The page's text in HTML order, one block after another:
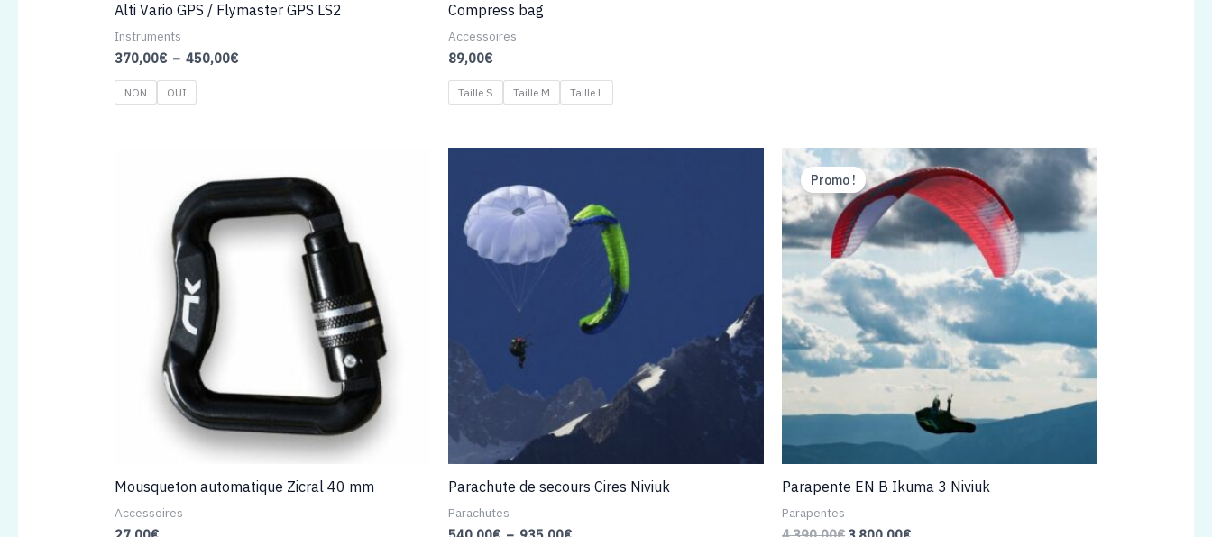
Alti Vario GPS / Flymaster GPS LS2
Instruments
370,00€ – 450,00€Plage
NON OUI
Compress bag
Accessoires
89,00€
Taille S Taille M Taille L
Mousqueton automatique Zicral 40 mm
Accessoires
Parachute de secours Cires Niviuk
Parachutes
Promo !
Parapente EN B Ikuma 3 Niviuk
Parapentes